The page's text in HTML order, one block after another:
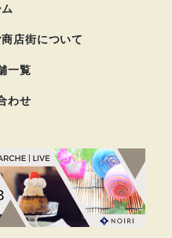
店街について
一覧
わせ